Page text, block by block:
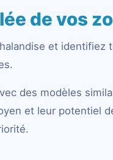
de vos
et identifiez
des modèles
et leur potentiel